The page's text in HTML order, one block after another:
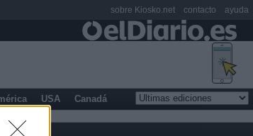
USA Canadá
sobre Kiosko.net contacto ayuda